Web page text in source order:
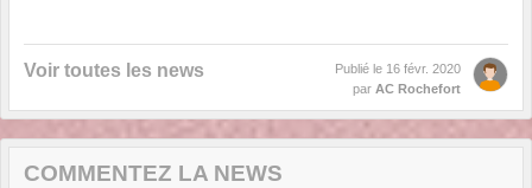
Voir toutes les news Publié le 16 févr. 2020
par AC Rochefort
COMMENTEZ LA NEWS